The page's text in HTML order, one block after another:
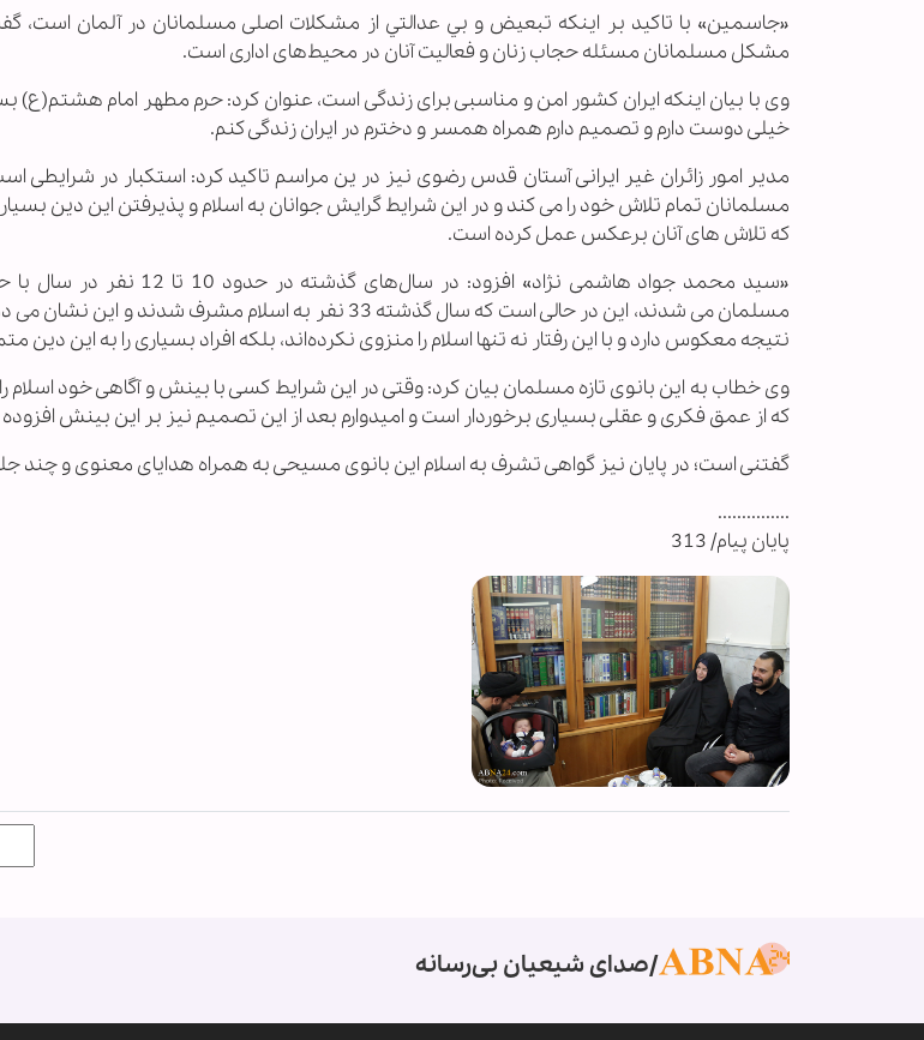
«جاسمین» با تاکید بر اینکه تبعيض و بي عدالتي از مشکلات اصلی مسلمانان در آلمان است،
مشکل مسلمانان مسئله حجاب زنان و فعالیت آنان در محیط‌های اداری است.
وی با بیان اینکه ایران کشور امن و مناسبی برای زندگی است، عنوان کرد: حرم مطهر امام هشتم(ع)
خیلی دوست دارم و تصمیم دارم همراه همسر و دخترم در ایران زندگی کنم.
مدیر امور زائران غیر ایرانی آستان قدس رضوی نیز در ین مراسم تاکید کرد: استکبار در شرایطی
مسلمانان تمام تلاش خود را می کند و در این شرایط گرایش جوانان به اسلام و پذیرفتن این دین
که تلاش های آنان برعکس عمل کرده است.
«سید محمد جواد هاشمی نژاد» افزود: در
مسلمان می شدند، این در حالی است که سال گذشته 33 نفر به اسلام
نتیجه معکوس دارد و با این رفتار نه تنها اسلام را منزوی نکرده‌اند، بلکه افراد بسیاری را به این دین
وی خطاب به این بانوی تازه مسلمان بیان کرد: وقتی در این شرایط کسی با بینش و آگاهی خود اسلام
که از عمق فکری و عقلی بسیاری برخوردار است و امیدوارم بعد از این تصمیم نیز بر این بینش
گفتنی است؛ در پایان نیز گواهی تشرف به اسلام این بانوی مسیحی به همراه هدایای معنوی و چند
...............
پایان پیام/ 313
صدای شیعیان بی‌رسانه